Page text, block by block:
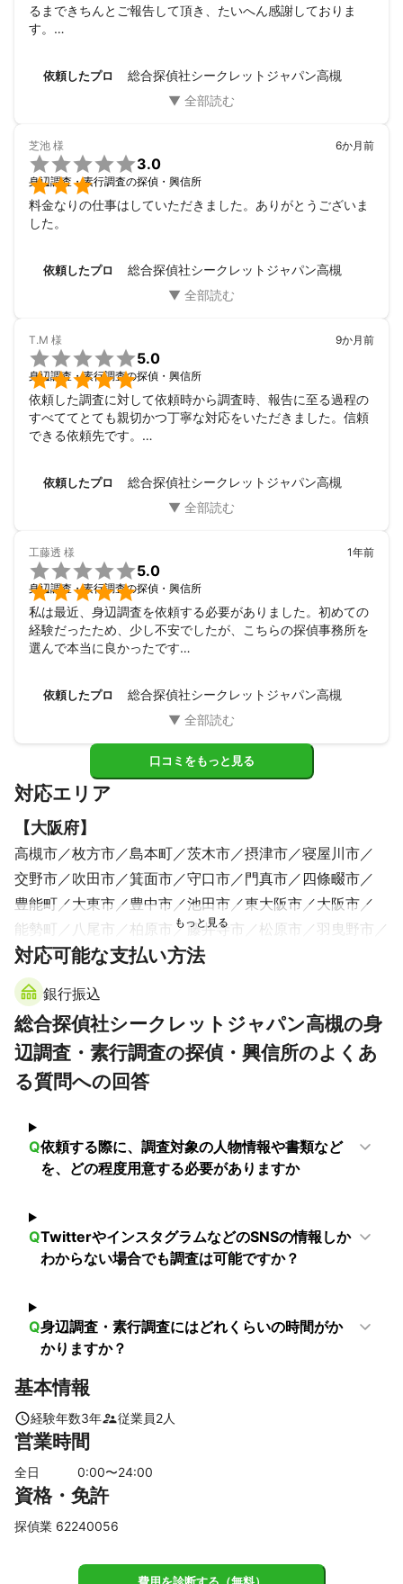
るまできちんとご報告して頂き、たいへん感謝しておりま
す。
また何かの折にはこちらに調査依頼をお願いしたいと思いま
依頼したプロ 総合探偵社シークレットジャパン高槻
芝池 様


3.0
身辺調査・素行調査の探偵・興信所
6か月前
料金なりの仕事はしていただきました。ありがとうございま
した。
依頼したプロ 総合探偵社シークレットジャパン高槻
T.M 様


5.0
身辺調査・素行調査の探偵・興信所
9か月前
依頼した調査に対して依頼時から調査時、報告に至る過程の
すべててとても親切かつ丁寧な対応をいただきました。信頼
できる依頼先です。
依頼したプロ 総合探偵社シークレットジャパン高槻
工藤透 様


5.0
身辺調査・素行調査の探偵・興信所
1年前
私は最近、身辺調査を依頼する必要がありました。初めての
経験だったため、少し不安でしたが、こちらの探偵事務所を
選んで本当に良かったです
望や懸念をしっかり聞いてくれました。そのおかげで、安心
して依頼を進めることができました
ており、私が知りたかったことがすべて明確に示されていま
何よりも、こちらの事務所の信頼性と誠実さが印象に残りま
ので、常に安心感を持っていられました
もし身辺調査を考えている方がいれば、ぜひこの探偵事務所
をおすすめします。私のように不安を抱えている方にも、し
っかりサポートしてくれると思います。心から感謝していま
す
依頼したプロ 総合探偵社シークレットジャパン高槻
口コミをもっと見る
対応エリア
【大阪府】
高槻市 枚方市 島本町 茨木市 摂津市
寝屋川市
交野市
吹田市 箕面市 守口市 門真市
四條畷市
豊能町
大東市 豊中市 池田市 東大阪市
大阪市
能勢町
八尾市 柏原市 藤井寺市 松原市
羽曳野市
太子町
堺市
【奈良県
生駒市 奈良市
安堵町
王寺町 河合町 川西町 上牧町
三宅町
香芝市
広陵町 田原本町 天理市 葛城市
【京都府】
久御山町
京都市
木津川市 宇治田原町 和束町
笠置町
南山城村
南丹市
川西市 伊丹市 尼崎市 宝塚市 猪名川町
西宮市
芦屋市
草津市
対応可能な支払い方法
銀行振込
総合探偵社シークレットジャパン高槻の身
辺調査・素行調査の探偵・興信所のよくあ
る質問への回答
Q依頼する際に、調査対象の人物情報や書類など
を、どの程度用意する必要がありますか
QTwitterやインスタグラムなどのSNSの情報しか
わからない場合でも調査は可能ですか？
Q身辺調査・素行調査にはどれくらいの時間がか
かりますか？
基本情報
経験年数3年 従業員2人
営業時間
全日 0:00〜24:00
資格・免許
探偵業 62240056